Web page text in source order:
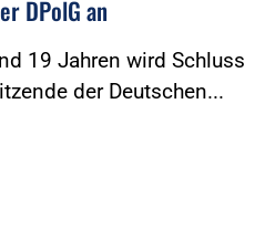
DPolG an
19 Jahren wird Schluss
der Deutschen...